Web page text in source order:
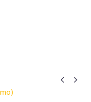
 